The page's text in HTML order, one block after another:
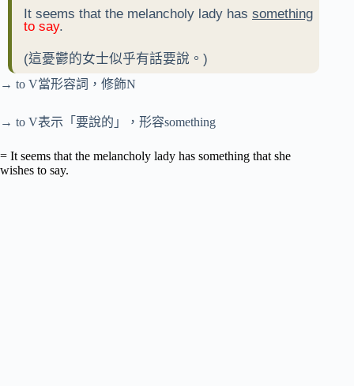
It seems that the melancholy lady has something
to say.
(這憂鬱的女士似乎有話要說。)
→ to V當形容詞，修飾N
→ to V表示「要說的」，形容something
= It seems that the melancholy lady has something that she
wishes to say.